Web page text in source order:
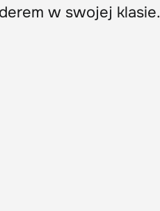
w swojej klasie.